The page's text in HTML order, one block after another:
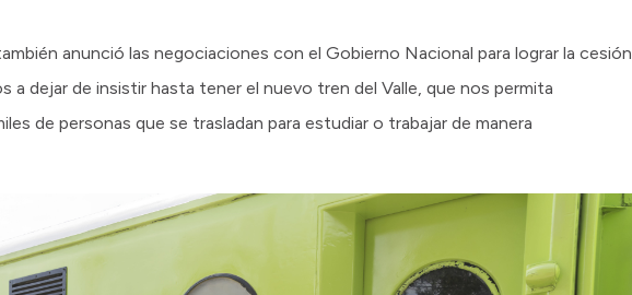
anunció las negociaciones con el Gobierno Nacional para lograr la cesión
a dejar de insistir hasta tener el nuevo tren del Valle, que nos permita
de personas que se trasladan para estudiar o trabajar de manera